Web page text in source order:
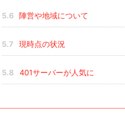
5.6 陣営や地域について
5.7 現時点の状況
5.8 401サーバーが人気に